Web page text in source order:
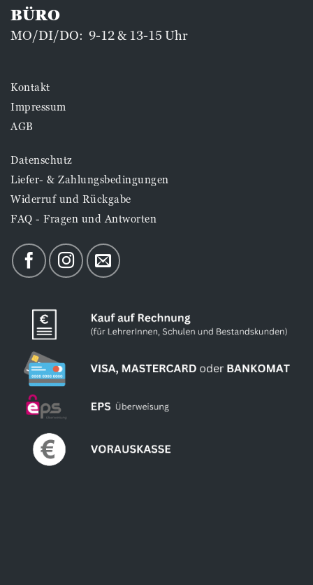
BÜRO
MO/DI/DO: 9-12 & 13-15 Uhr
Kontakt
Impressum
AGB
Datenschutz
Liefer- & Zahlungsbedingungen
Widerruf und Rückgabe
FAQ - Fragen und Antworten